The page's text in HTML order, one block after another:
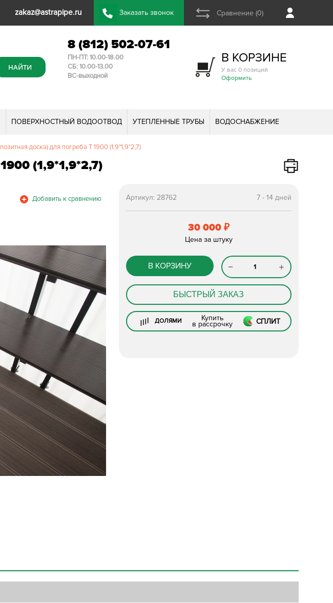
zakaz@astrapipe.ru Заказать звонок Сравнение (0)
8 (812) 502-07-61
ПН-ПТ: 10.00-18.00
СБ: 10.00-13.00
ВС-выходной
В КОРЗИНЕ
У вас 0 позиций
Оформить
ПОВЕРХНОСТНЫЙ ВОДООТВОД УТЕПЛЕННЫЕ ТРУБЫ ВОДОСНАБЖЕНИЕ
доска) для погреба T 1900 (1,9*1,9*2,7)
(1,9*1,9*2,7)
7 - 14 дней
Артикул:28762
30 000 ₽
Цена за штуку
В КОРЗИНУ
БЫСТРЫЙ ЗАКАЗ
ДОЛЯМИ Купить
в рассрочку СПЛИТ